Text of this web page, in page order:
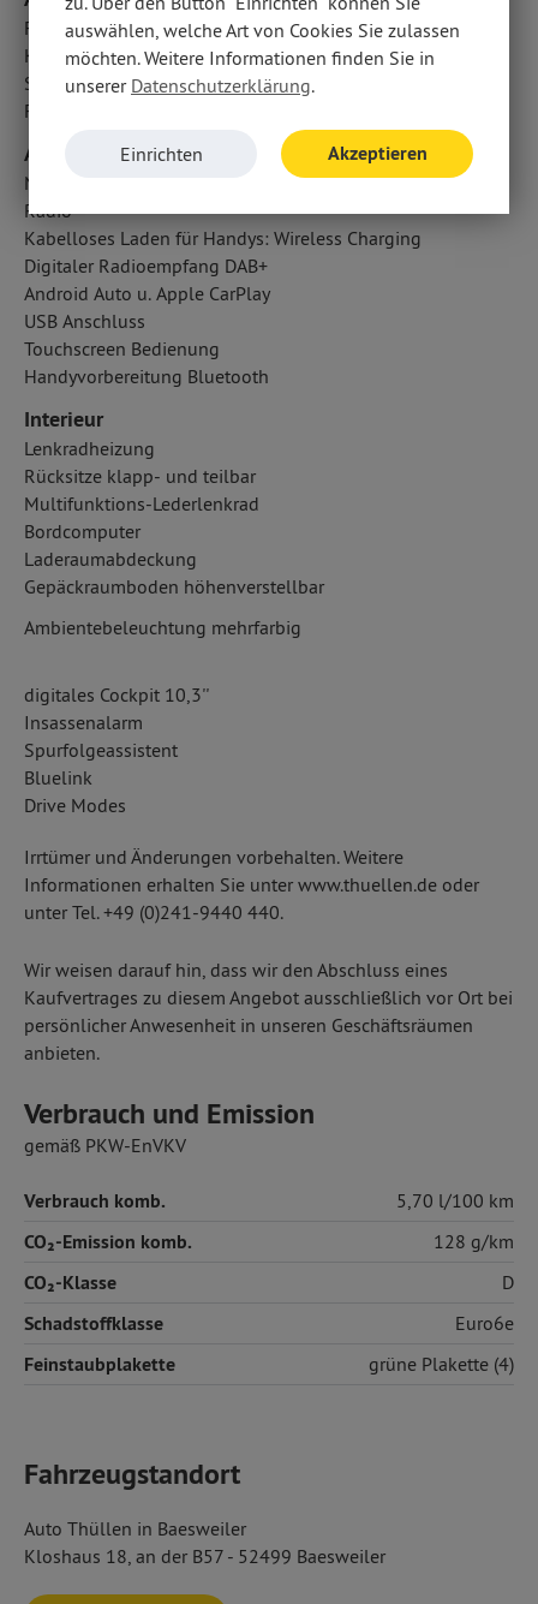
Fondairbags
Kopfairbag vorn und hinten
Seitenairbag vorn
Fahrer- /Beifahrerairbag
Audio & Kommunikation
Navigationssystem
Radio
Kabelloses Laden für Handys: Wireless Charging
Digitaler Radioempfang DAB+
Android Auto u. Apple CarPlay
USB Anschluss
Touchscreen Bedienung
Handyvorbereitung Bluetooth
Interieur
Lenkradheizung
Rücksitze klapp- und teilbar
Multifunktions-Lederlenkrad
Bordcomputer
Laderaumabdeckung
Gepäckraumboden höhenverstellbar
Ambientebeleuchtung mehrfarbig
digitales Cockpit 10,3''
Insassenalarm
Spurfolgeassistent
Bluelink
Drive Modes
Irrtümer und Änderungen vorbehalten. Weitere
Informationen erhalten Sie unter www.thuellen.de oder
unter Tel. +49 (0)241-9440 440.
Wir weisen darauf hin, dass wir den Abschluss eines
Kaufvertrages zu diesem Angebot ausschließlich vor Ort bei
persönlicher Anwesenheit in unseren Geschäftsräumen
anbieten.
Verbrauch und Emission
gemäß PKW-EnVKV
Verbrauch komb. 5,70 l/100 km
CO₂-Emission komb. 128 g/km
CO₂-Klasse D
Schadstoffklasse Euro6e
Feinstaubplakette grüne Plakette (4)
Fahrzeugstandort
Auto Thüllen in Baesweiler
Kloshaus 18, an der B57 - 52499 Baesweiler
auswählen, welche Art von Cookies Sie zulassen
möchten. Weitere Informationen finden Sie in
unserer Datenschutzerklärung.
Einrichten Akzeptieren